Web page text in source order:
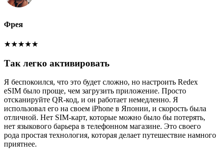
Фрея
★★★★★
Так легко активировать
Я беспокоился, что это будет сложно, но настроить Redex
eSIM было проще, чем загрузить приложение. Просто
отсканируйте QR-код, и он работает немедленно. Я
использовал его на своем iPhone в Японии, и скорость была
отличной. Нет SIM-карт, которые можно было бы потерять,
нет языкового барьера в телефонном магазине. Это своего
рода простая технология, которая делает путешествие намного
приятнее.